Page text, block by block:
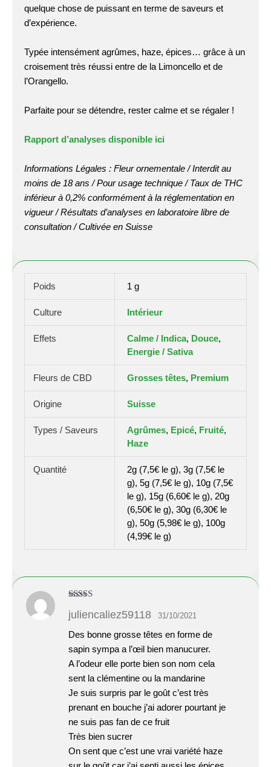
quelque chose de puissant en terme de saveurs et
d’expérience.
Typée intensément agrûmes, haze, épices… grâce à un
croisement très réussi entre de la Limoncello et de
l’Orangello.
Parfaite pour se détendre, rester calme et se régaler !
Rapport d’analyses disponible ici
Informations Légales : Fleur ornementale / Interdit au
moins de 18 ans / Pour usage technique / Taux de THC
inférieur à 0,2% conformément à la réglementation en
vigueur / Résultats d’analyses en laboratoire libre de
consultation / Cultivée en Suisse
Poids 1 g
Culture Intérieur
Effets Calme / Indica, Douce,
Energie / Sativa
Fleurs de CBD Grosses têtes, Premium
Origine Suisse
Types / Saveurs Agrûmes, Epicé, Fruité,
Haze
Quantité
2g (7,5€ le g), 3g (7,5€ le
g), 5g (7,5€ le g), 10g (7,5€
le g), 15g (6,60€ le g), 20g
(6,50€ le g), 30g (6,30€ le
g), 50g (5,98€ le g), 100g
(4,99€ le g)
sur 5
juliencaliez59118 31/10/2021
Des bonne grosse têtes en forme de
sapin sympa a l’œil bien manucurer.
A l’odeur elle porte bien son nom cela
sent la clémentine ou la mandarine
Je suis surpris par le goût c’est très
prenant en bouche j’ai adorer pourtant je
ne suis pas fan de ce fruit
Très bien sucrer
On sent que c’est une vrai variété haze